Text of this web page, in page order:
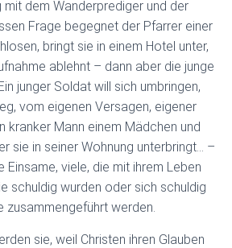
mit dem Wanderprediger und der
Frage begegnet der Pfarrer einer
bringt sie in einem Hotel unter,
ablehnt – dann aber die junge
junger Soldat will sich umbringen,
vom eigenen Versagen, eigener
kranker Mann einem Mädchen und
sie in seiner Wohnung unterbringt… –
Einsame, viele, die mit ihrem Leben
schuldig wurden oder sich schuldig
zusammengeführt werden.
sie, weil Christen ihren Glauben